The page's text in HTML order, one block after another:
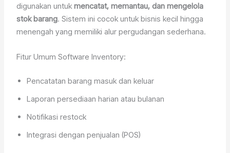
digunakan untukmencatat, memantau, dan mengelola
stok barang. Sistem ini cocok untuk bisnis kecil hingga
menengah yang memiliki alur pergudangan sederhana.
Fitur Umum Software Inventory:
Pencatatan barang masuk dan keluar
Laporan persediaan harian atau bulanan
Notifikasi restock
Integrasi dengan penjualan (POS)